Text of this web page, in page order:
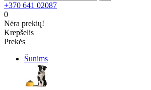
+370 641 02087
0
Nėra prekių!
Krepšelis
Prekės
Šunims